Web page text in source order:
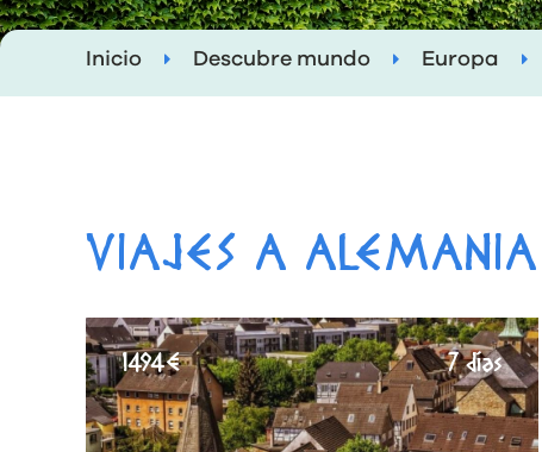
Inicio Descubre mundo Europa
VIAJES A ALEMANIA
1494€ 7 días